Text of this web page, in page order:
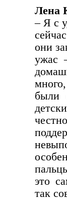
Лена
– Я с
они
ужас
были
это
так